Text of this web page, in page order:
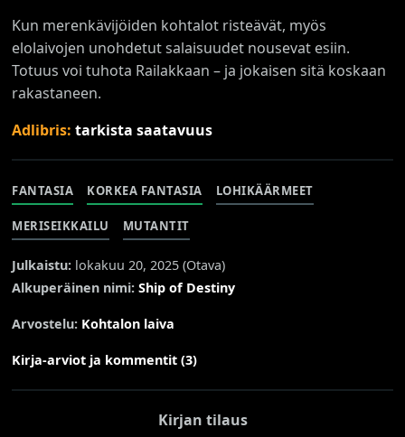
Kun merenkävijöiden kohtalot risteävät, myös
elolaivojen unohdetut salaisuudet nousevat esiin.
Totuus voi tuhota Railakkaan – ja jokaisen sitä koskaan
rakastaneen.
Adlibris:tarkista saatavuus
FANTASIA KORKEA FANTASIA LOHIKÄÄRMEET
MERISEIKKAILU MUTANTIT
Julkaistu: lokakuu 20, 2025 (Otava)
Alkuperäinen nimi: Ship of Destiny
Arvostelu: Kohtalon laiva
Kirja-arviot ja kommentit (3)
Kirjan tilaus